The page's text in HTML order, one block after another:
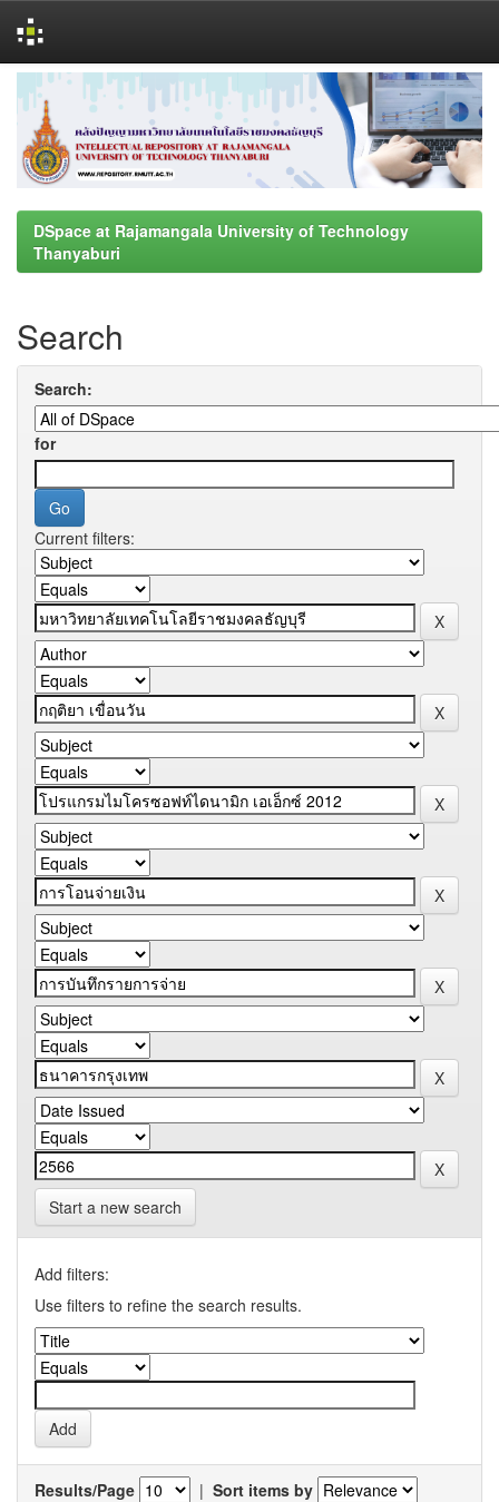
navigation
DSpace at Rajamangala University of Technology
Thanyaburi
Search
Search:
for
Current filters:
Start a new search
Add filters:
Use filters to refine the search results.
Results/Page | Sort items by